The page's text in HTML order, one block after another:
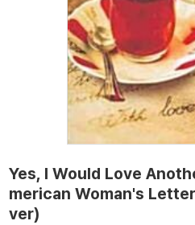
Yes, I Would Love
merican Woman's
ver)